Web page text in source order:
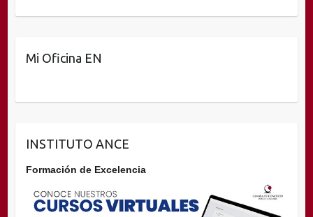
Mi Oficina EN
INSTITUTO ANCE
Formación de Excelencia